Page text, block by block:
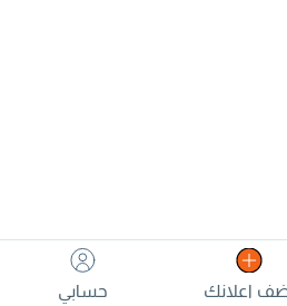
اعلانك حسابي